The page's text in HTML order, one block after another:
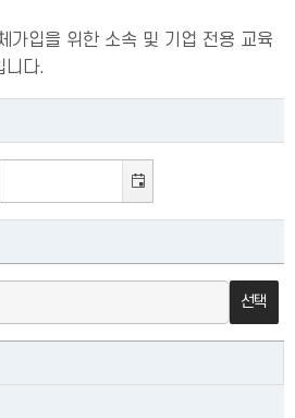
가입을 위한 소속 및 기업 전용 교육
니다.
선택